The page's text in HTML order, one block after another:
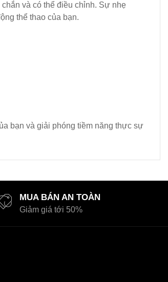
và có thể điều chỉnh. Sự nhẹ
thể thao của bạn.
bạn và giải phóng tiềm năng thực sự
MUA BÁN AN TOÀN
Giảm giá tới 50%